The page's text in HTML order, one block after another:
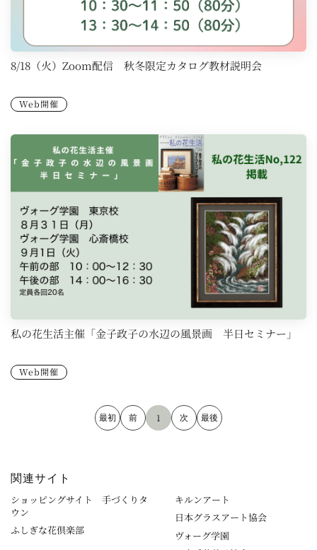
Web開催
8/18（火）Zoom配信 秋冬限定カタログ教材説明会
Web開催
私の花生活主催「金子政子の水辺の風景画 半日セミナー」
1
関連サイト
ショッピングサイト 手づくりタ
ウン
ふしぎな花倶楽部
キルンアート
日本グラスアート協会
ヴォーグ学園